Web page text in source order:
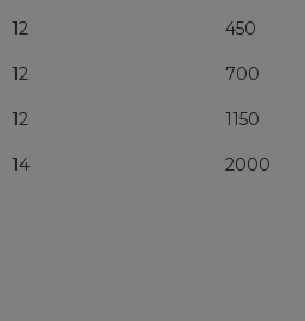
12 450
12 700
12 1150
14 2000